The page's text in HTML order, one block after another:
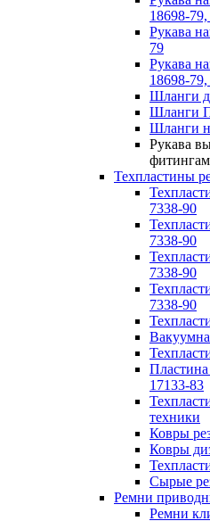
18698-
Рукава
79
Рукава
18698-
Шланги
Шланги
Шланги
Рукава
Техпластины
7338-90
7338-90
7338-90
7338-90
17133-83
техники
Ковры
Ковры
Сырые
Ремни
Ремни